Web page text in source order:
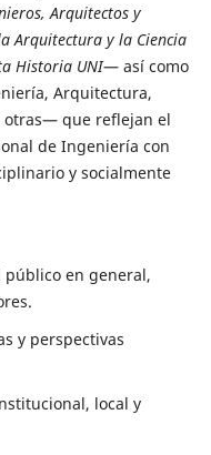
Arquitectos y
Arquitectura y la Ciencia
Historia UNI— así como
Arquitectura,
otras— que reflejan el
de Ingeniería con
y socialmente
público en general,
y perspectivas
local y